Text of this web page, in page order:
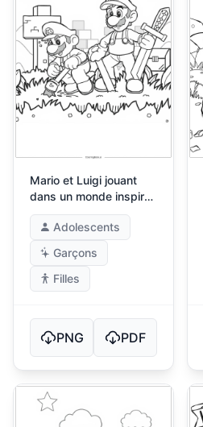
Mario et Luigi jouant
dans un monde inspiré
de Minecraft
Adolescents
Garçons
Filles
PNG PDF